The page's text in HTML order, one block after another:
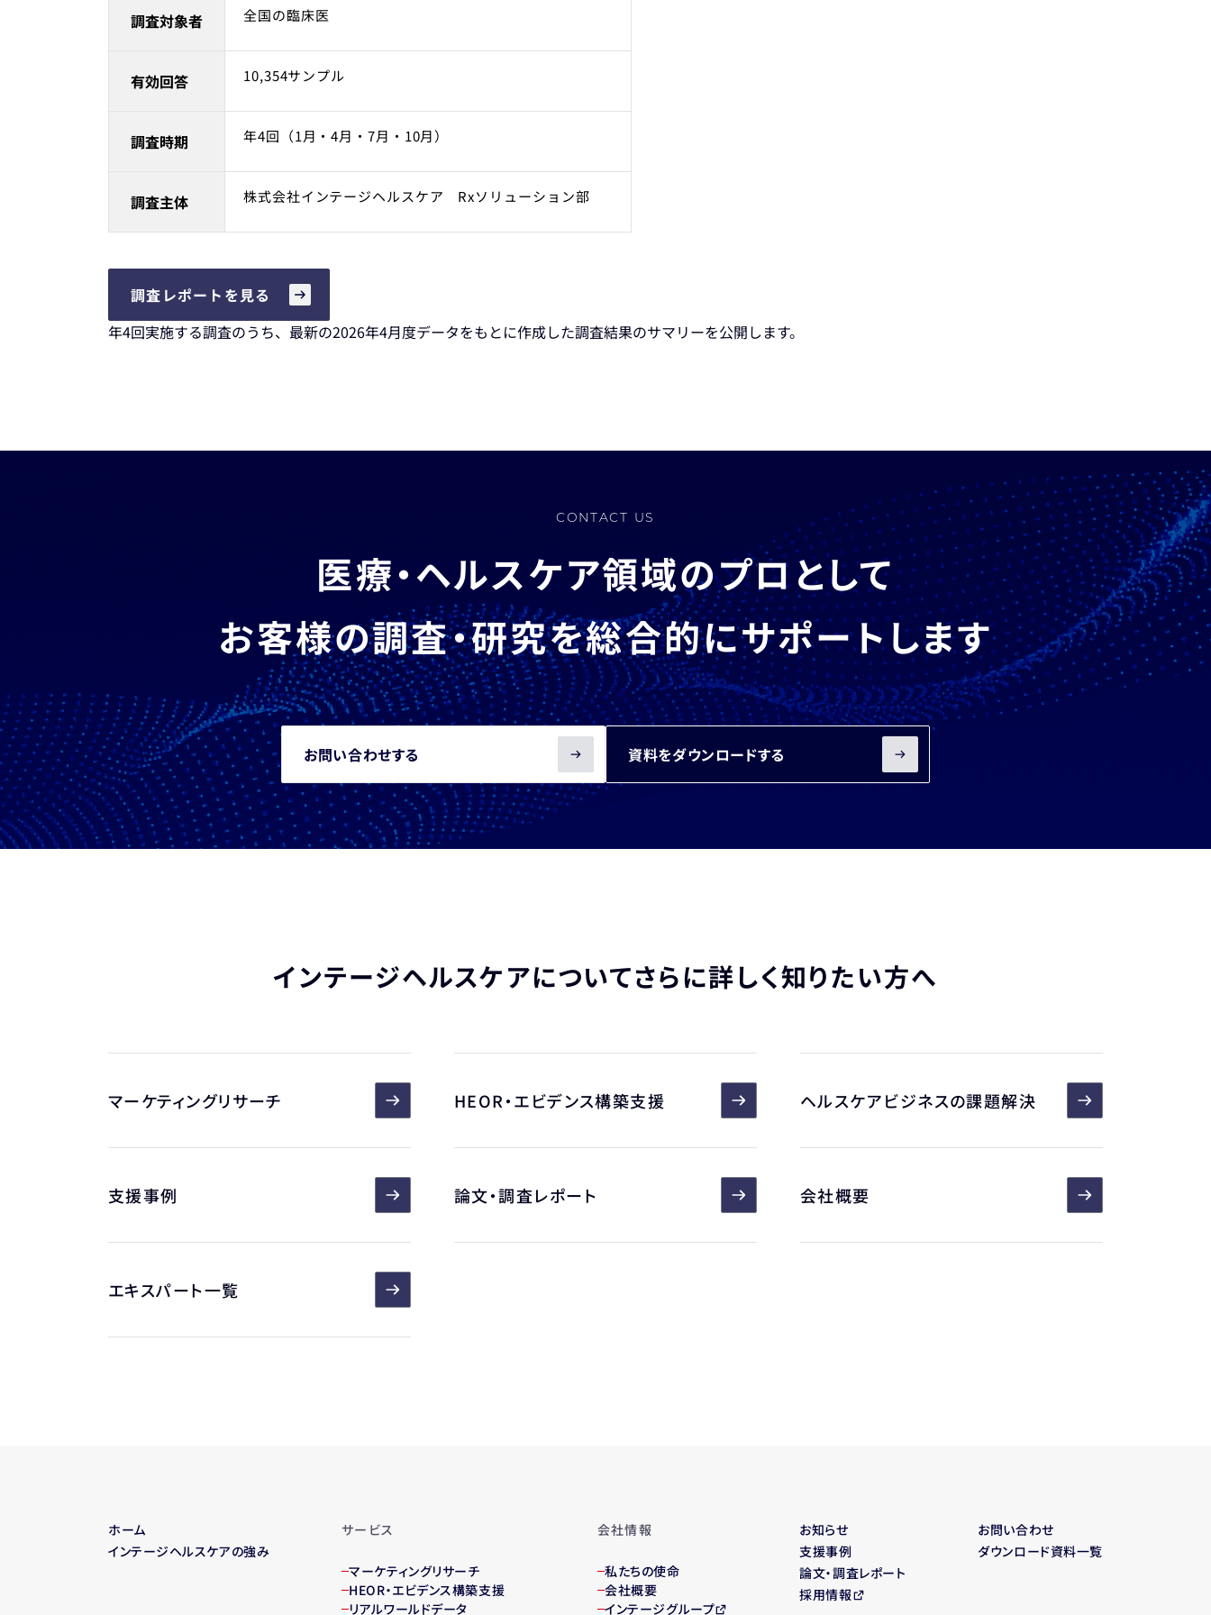
調査対象者 全国の臨床医
有効回答 10,354サンプル
調査時期 年4回（1月・4月・7月・10月）
調査主体 株式会社インテージヘルスケア Rxソリューション部
調査レポートを見る
年4回実施する調査のうち、最新の2026年4月度データをもとに作成した調査結果のサマリーを公開します。
CONTACT US
医療・ヘルスケア領域のプロとして
お客様の調査・研究を総合的にサポートします
お問い合わせする 資料をダウンロードする
インテージヘルスケアについてさらに詳しく知りたい方へ
マーケティングリサーチ HEOR・エビデンス構築支援 ヘルスケアビジネスの課題解決
支援事例 論文・調査レポート 会社概要
エキスパート一覧
ホーム
インテージヘルスケアの強み
サービス
マーケティングリサーチ
HEOR・エビデンス構築支援
リアルワールドデータ
会社情報
私たちの使命
会社概要
インテージグループ
お知らせ
支援事例
論文・調査レポート
採用情報
お問い合わせ
ダウンロード資料一覧